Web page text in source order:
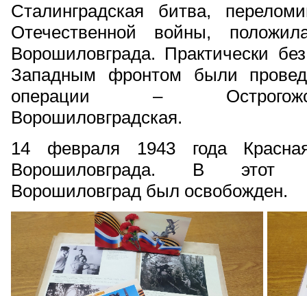
Сталинградская битва,
Отечественной войны,
Ворошиловграда. Практически
Западным фронтом были
операции –
Ворошиловградская.
14 февраля 1943 года
Ворошиловграда. В этот
Ворошиловград был освобожден.